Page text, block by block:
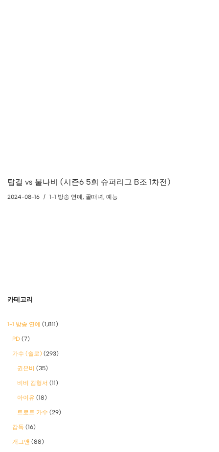
탑걸 vs 불나비 (시즌6 5회 슈퍼리그 B조 1차전)
2024-08-16 1-1 방송 연예, 골때녀, 예능
카테고리
1-1 방송 연예 (1,811)
PD (7)
가수 (솔로) (293)
권은비 (35)
비비 김형서 (11)
아이유 (18)
트로트 가수 (29)
감독 (16)
개그맨 (88)